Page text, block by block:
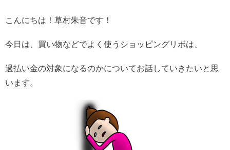
こんにちは！草村朱音です！
今日は、買い物などでよく使うショッピングリボは、
過払い金の対象になるのかについてお話していきたいと思
います。